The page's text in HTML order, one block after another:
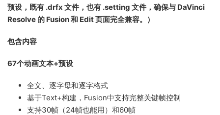
预设，既有 .drfx 文件，也有 .setting 文件，确保与 DaVinci
Resolve 的 Fusion 和 Edit 页面完全兼容。）
包含内容
67个动画文本+预设
全文、逐字母和逐字格式
基于Text+构建，Fusion中支持完整关键帧控制
支持30帧（24帧也能用）和60帧